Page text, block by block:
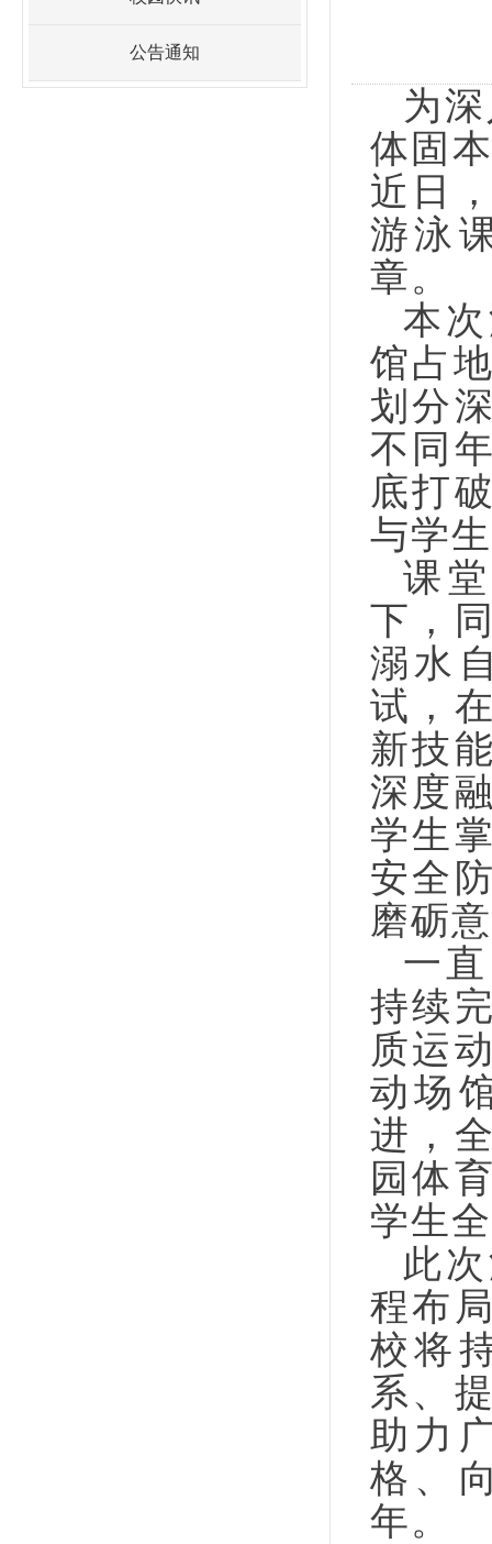
公告通知
为
体固
近日
游泳
章。
本
馆占
划分
不同
底打
与学
课
下，
溺水
试，
新技
深度
学生
安全
磨砺
一
持续
质运
动场
进，
园体
学生
此
程布
校将
系、
助力
格、
年。